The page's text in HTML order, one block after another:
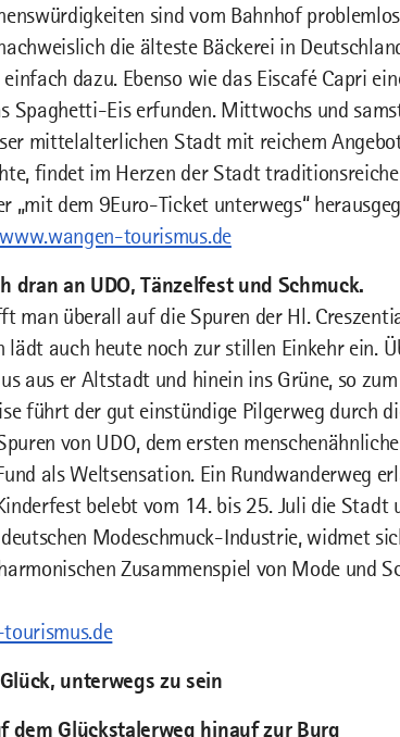
sind vom Bahnhof
die älteste Bäckerei in
einfach dazu. Ebenso wie das Eiscafé Capri
Spaghetti-Eis erfunden. Mittwochs und
mittelalterlichen Stadt mit reichem
findet im Herzen der Stadt
„mit dem 9Euro-Ticket unterwegs“
www.wangen-tourismus.de
dran an UDO, Tänzelfest und Schmuck.
man überall auf die Spuren der Hl.
lädt auch heute noch zur stillen Einkehr ein.
aus er Altstadt und hinein ins Grüne, so
führt der gut einstündige Pilgerweg durch
von UDO, dem ersten
als Weltsensation. Ein Rundwanderweg
belebt vom 14. bis 25. Juli die
Modeschmuck-Industrie, widmet
Zusammenspiel von Mode und
unterwegs zu sein
dem Glückstalerweg hinauf zur Burg